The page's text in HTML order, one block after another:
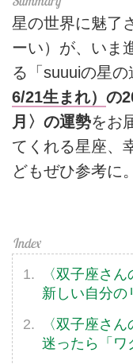
星の世界に魅了
ーい）が、いま
る「suuuiの星の
6/21生まれ） の
月〉の運勢をお
てくれる星座、
どもぜひ参考に。
〈双子座さん
新しい自分の
〈双子座さん
迷ったら「ワ